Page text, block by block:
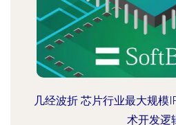
几经波折 芯片行业最大规模
术开发逻